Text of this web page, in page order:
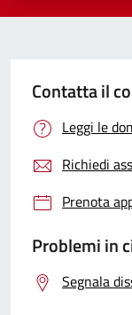
Contatta il
Leggi le
Richiedi
Prenota
Problemi in
Segnala